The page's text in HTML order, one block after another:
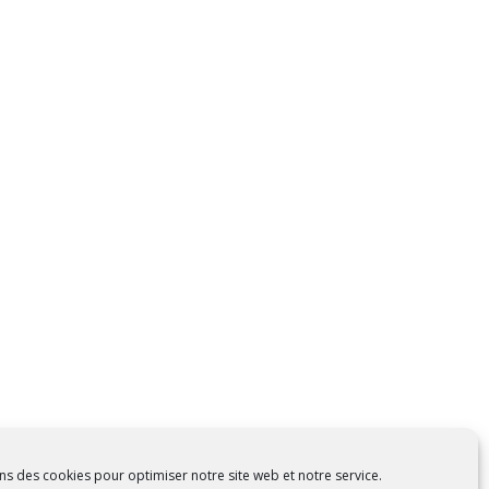
des cookies pour optimiser notre site web et notre service.